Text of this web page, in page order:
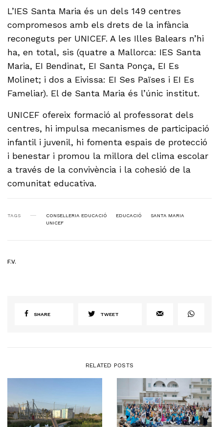
L’IES Santa Maria és un dels 149 centres
compromesos amb els drets de la infància
reconeguts per UNICEF. A les Illes Balears n’hi
ha, en total, sis (quatre a Mallorca: IES Santa
Maria, EI Bendinat, EI Santa Ponça, EI Es
Molinet; i dos a Eivissa: EI Ses Païses i EI Es
Fameliar). El de Santa Maria és l’únic institut.
UNICEF ofereix formació al professorat dels
centres, hi impulsa mecanismes de participació
infantil i juvenil, hi fomenta espais de protecció
i benestar i promou la millora del clima escolar
a través de la convivència i la cohesió de la
comunitat educativa.
TAGS CONSELLERIA EDUCACIÓ EDUCACIÓ
SANTA MARIA
UNICEF
F.V.
SHARE TWEET
RELATED POSTS